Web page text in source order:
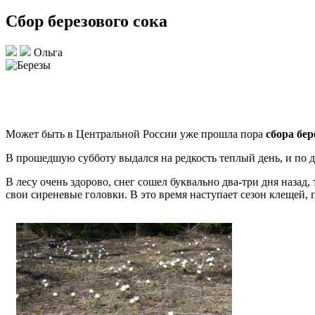
Сбор березового сока
Ольга
Может быть в Центральной России уже прошла пора сбора
В прошедшую субботу выдался на редкость теплый день, и по
В лесу очень здорово, снег сошел буквально два-три дня
свои сиреневые головки. В это время наступает сезон